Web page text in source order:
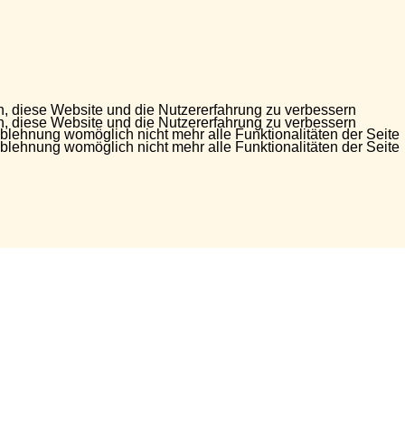
diese Website und die Nutzererfahrung zu verbessern
womöglich nicht mehr alle Funktionalitäten der Seite
diese Website und die Nutzererfahrung zu verbessern
womöglich nicht mehr alle Funktionalitäten der Seite